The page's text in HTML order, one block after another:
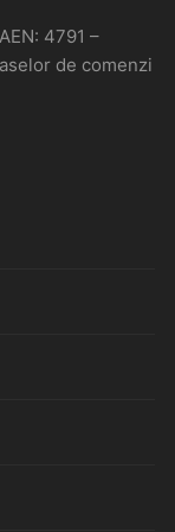
4791 –
de comenzi